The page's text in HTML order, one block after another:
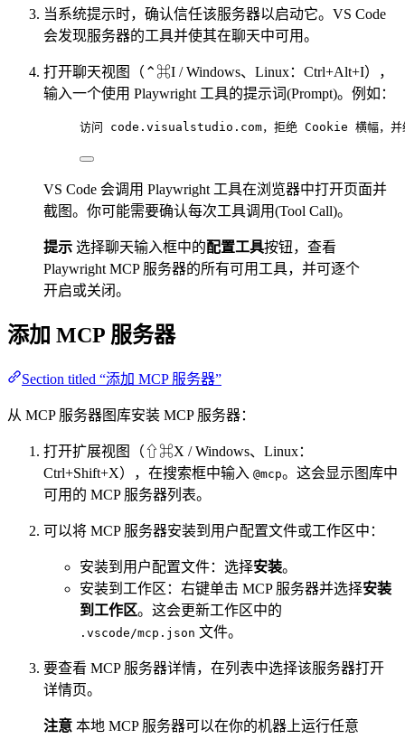
当系统提示时，确认信任该服务器以启动它。VS Code
会发现服务器的工具并使其在聊天中可用。
打开聊天视图（⌃⌘I / Windows、Linux：Ctrl+Alt+I），
输入一个使用 Playwright 工具的提示词(Prompt)。例如：
访问 code.visualstudio.com，拒绝 Cookie 横幅，并
VS Code 会调用 Playwright 工具在浏览器中打开页面并
截图。你可能需要确认每次工具调用(Tool Call)。
提示 选择聊天输入框中的配置工具按钮，查看
Playwright MCP 服务器的所有可用工具，并可逐个
开启或关闭。
添加 MCP 服务器
Section titled “添加 MCP 服务器”
从 MCP 服务器图库安装 MCP 服务器：
打开扩展视图（⇧⌘X / Windows、Linux：
Ctrl+Shift+X），在搜索框中输入 @mcp。这会显示图库中
可用的 MCP 服务器列表。
可以将 MCP 服务器安装到用户配置文件或工作区中：
安装到用户配置文件：选择安装。
安装到工作区：右键单击 MCP 服务器并选择安装
到工作区。这会更新工作区中的
.vscode/mcp.json 文件。
要查看 MCP 服务器详情，在列表中选择该服务器打开
详情页。
注意 本地 MCP 服务器可以在你的机器上运行任意